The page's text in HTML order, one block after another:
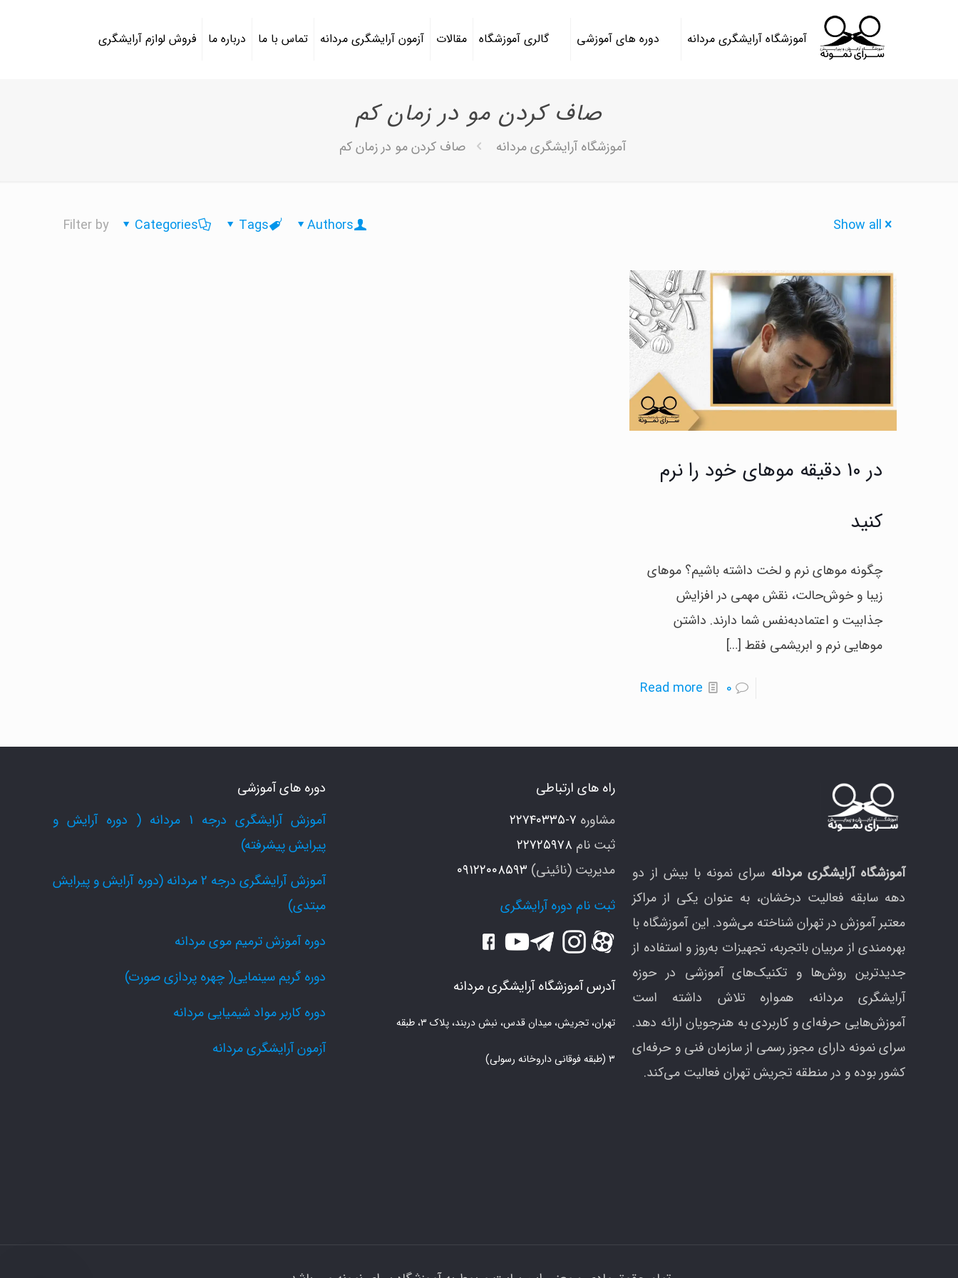
آموزشگاه آرایشگری مردانه دوره های آموزشی گالری آموزشگاه مقالات آزمون آرایشگری مردانه تماس با ما درباره ما فروش لوازم آرایشگری
صاف کردن مو در زمان کم
آموزشگاه آرایشگری مردانه صاف کردن مو در زمان کم
Filter by Categories Tags Authors Show all
در 10 دقیقه موهای خود را نرم
کنید
چگونه موهای نرم و لخت داشته باشیم؟ موهای
زیبا و خوش‌حالت، نقش مهمی در افزایش
جذابیت و اعتمادبه‌نفس شما دارند. داشتن
موهایی نرم و ابریشمی فقط[…]
0
Read more
-
دقیقه
آموزشگاه آرایشگری مردانه سرای نمونه با بیش از دو
دهه سابقه فعالیت درخشان، به عنوان یکی از مراکز
معتبر آموزش در تهران شناخته می‌شود. این آموزشگاه با
بهره‌مندی از مربیان باتجربه، تجهیزات به‌روز و استفاده از
جدیدترین روش‌ها و تکنیک‌های آموزشی در حوزه
آرایشگری مردانه، همواره تلاش داشته است
آموزش‌هایی حرفه‌ای و کاربردی به هنرجویان ارائه دهد.
سرای نمونه دارای مجوز رسمی از سازمان فنی و حرفه‌ای
کشور بوده و در منطقه تجریش تهران فعالیت می‌کند.
راه های ارتباطی
مشاوره ۷-۲۲۷۴۰۳۳۵
ثبت نام ۲۲۷۲۵۹۷۸
مدیریت (نائینی) ۰۹۱۲۲۰۰۸۵۹۳
ثبت نام دوره آرایشگری
آدرس آموزشگاه آرایشگری مردانه
تهران، تجریش، میدان قدس، نبش دربند، پلاک ۳، طبقه
۳ (طبقه فوقانی داروخانه رسولی)
دوره های آموزشی
آموزش آرایشگری درجه 1 مردانه ( دوره آرایش و
پیرایش پیشرفته)
آموزش آرایشگری درجه 2 مردانه (دوره آرایش و پیرایش
مبتدی)
دوره آموزش ترمیم موی مردانه
دوره گریم سینمایی( چهره پردازی صورت)
دوره کاربر مواد شیمیایی مردانه
آزمون آرایشگری مردانه